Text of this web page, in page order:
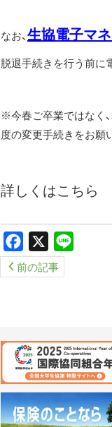
なお、生協電子マ
脱退手続きを行う前に
※今春ご卒業ではなく
度の変更手続きをお願
詳しくはこちら
Facebook
前の記事